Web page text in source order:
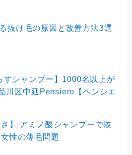
抜け毛の原因と改善方法3選
すシャンプー】1000名以上が
川区中延Pensiero【ペンシエ
さ】 アミノ酸シャンプーで抜
性の薄毛問題